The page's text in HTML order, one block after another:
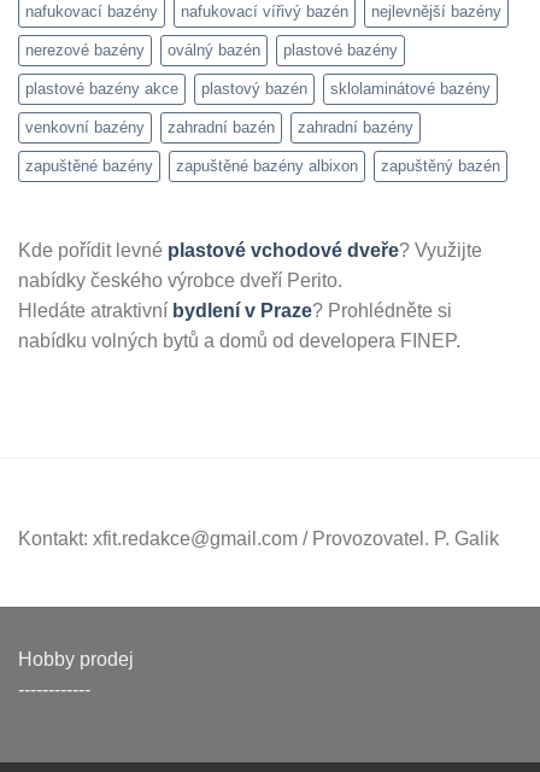
nafukovací bazény nafukovací vířivý bazén nejlevnější bazény
nerezové bazény oválný bazén plastové bazény
plastové bazény akce plastový bazén sklolaminátové bazény
venkovní bazény zahradní bazén zahradní bazény
zapuštěné bazény zapuštěné bazény albixon zapuštěný bazén
Kde pořídit levné plastové vchodové dveře? Využijte
nabídky českého výrobce dveří Perito.
Hledáte atraktivní bydlení v Praze? Prohlédněte si
nabídku volných bytů a domů od developera FINEP.
Kontakt: xfit.redakce@gmail.com / Provozovatel. P. Galik
Hobby prodej
------------